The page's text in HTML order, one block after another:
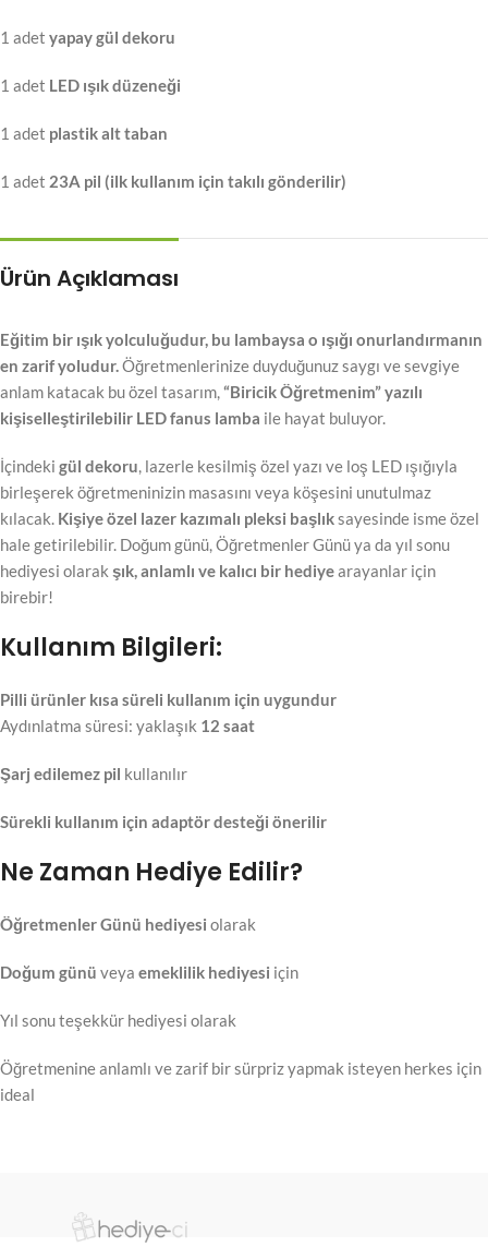
1 adet yapay gül dekoru
1 adet LED ışık düzeneği
1 adet plastik alt taban
1 adet 23A pil (ilk kullanım için takılı gönderilir)
Ürün Açıklaması
Eğitim bir ışık yolculuğudur, bu lambaysa o ışığı onurlandırmanın
en zarif yoludur.Öğretmenlerinize duyduğunuz saygı ve sevgiye
anlam katacak bu özel tasarım,“Biricik Öğretmenim” yazılı
kişiselleştirilebilir LED fanus lamba ile hayat buluyor.
İçindeki gül dekoru, lazerle kesilmiş özel yazı ve loş LED ışığıyla
birleşerek öğretmeninizin masasını veya köşesini unutulmaz
kılacak. Kişiye özel lazer kazımalı pleksi başlıksayesinde isme özel
hale getirilebilir. Doğum günü, Öğretmenler Günü ya da yıl sonu
hediyesi olarak şık, anlamlı ve kalıcı bir hediyearayanlar için
birebir!
Kullanım Bilgileri:
Pilli ürünler kısa süreli kullanım için uygundur
Aydınlatma süresi: yaklaşık 12 saat
Şarj edilemez pil kullanılır
Sürekli kullanım için adaptör desteği önerilir
Ne Zaman Hediye Edilir?
Öğretmenler Günü hediyesi olarak
Doğum günü veya emeklilik hediyesi için
Yıl sonu teşekkür hediyesi olarak
Öğretmenine anlamlı ve zarif bir sürpriz yapmak isteyen herkes için
ideal